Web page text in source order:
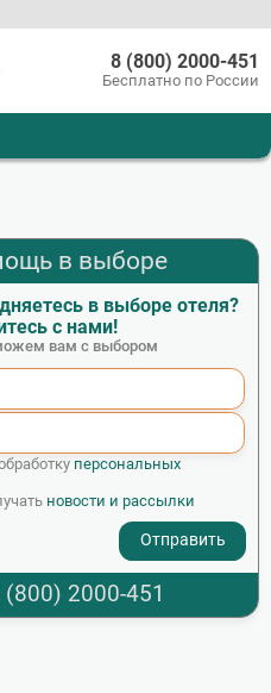
8 (800) 2000-451
Бесплатно по России
в выборе
в выборе отеля?
с нами!
вам с выбором
персональных
новости и рассылки
(800) 2000-451